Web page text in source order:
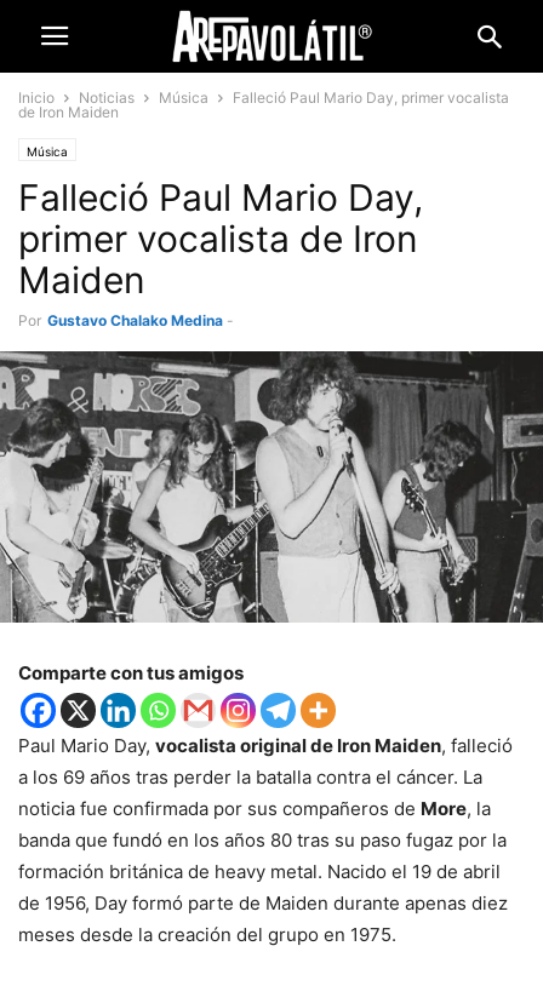
Inicio Noticias Música
Falleció Paul Mario Day, primer vocalista
de Iron Maiden
Música
Falleció Paul Mario Day,
primer vocalista de Iron
Maiden
Por Gustavo Chalako Medina -
Comparte con tus amigos
Paul Mario Day, vocalista original de Iron Maiden, falleció
a los 69 años tras perder la batalla contra el cáncer. La
noticia fue confirmada por sus compañeros de More, la
banda que fundó en los años 80 tras su paso fugaz por la
formación británica de heavy metal. Nacido el 19 de abril
de 1956, Day formó parte de Maiden durante apenas diez
meses desde la creación del grupo en 1975.